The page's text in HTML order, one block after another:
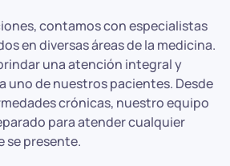
contamos con especialistas
en diversas áreas de la medicina.
una atención integral y
uno de nuestros pacientes. Desde
crónicas, nuestro equipo
para atender cualquier
se presente.